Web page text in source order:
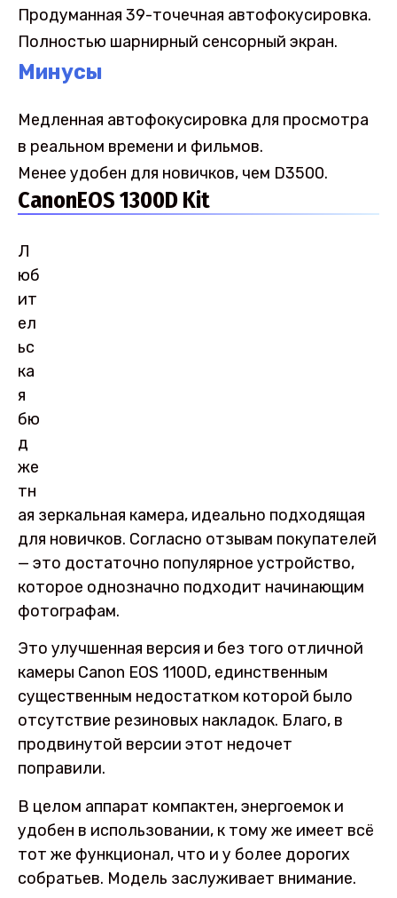
Продуманная 39-точечная автофокусировка.
Полностью шарнирный сенсорный экран.
Минусы
Медленная автофокусировка для просмотра
в реальном времени и фильмов.
Менее удобен для новичков, чем D3500.
CanonEOS 1300D Kit
Л
юб
ит
ел
ьс
ка
я
бю
д
же
тн
ая зеркальная камера, идеально подходящая
для новичков. Согласно отзывам покупателей
— это достаточно популярное устройство,
которое однозначно подходит начинающим
фотографам.
Это улучшенная версия и без того отличной
камеры Canon EOS 1100D, единственным
существенным недостатком которой было
отсутствие резиновых накладок. Благо, в
продвинутой версии этот недочет
поправили.
В целом аппарат компактен, энергоемок и
удобен в использовании, к тому же имеет всё
тот же функционал, что и у более дорогих
собратьев. Модель заслуживает внимание.